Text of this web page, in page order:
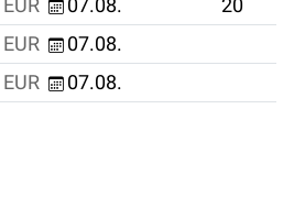
EUR 07.08.
20
EUR
07.08.
EUR 07.08.